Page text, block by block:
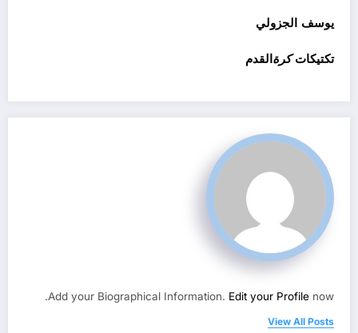
يوسف الجزولي
تكتيكاتكرةالقدم
Add your Biographical Information. Edit your Profile now.
View All Posts